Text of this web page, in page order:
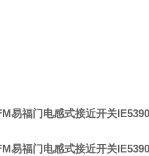
易福门电感式接近开关IE5390
易福门电感式接近开关IE5390